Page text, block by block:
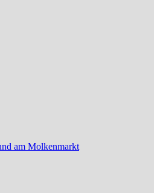
am Molkenmarkt